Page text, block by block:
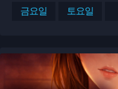
금요일 토요일